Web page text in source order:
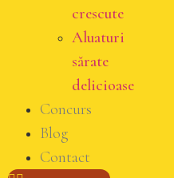
crescute
Aluaturi
sărate
delicioase
Concurs
Blog
Contact